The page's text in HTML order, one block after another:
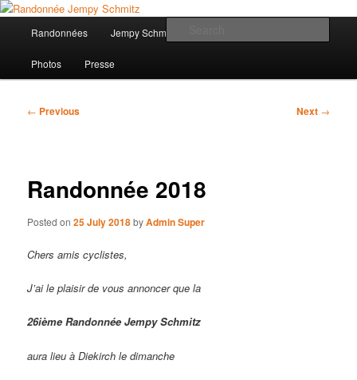
Skip
primary
contentRandonnée Jempy Schmitz
Randonnées Jempy Schmitz
Photos Presse
Post
← Previous Next →
Randonnée 2018
Posted on25 July 2018byAdmin Super
Chers amis cyclistes,
J’ai le plaisir de vous annoncer que la
26ième Randonnée Jempy Schmitz
aura lieu à Diekirch le dimanche